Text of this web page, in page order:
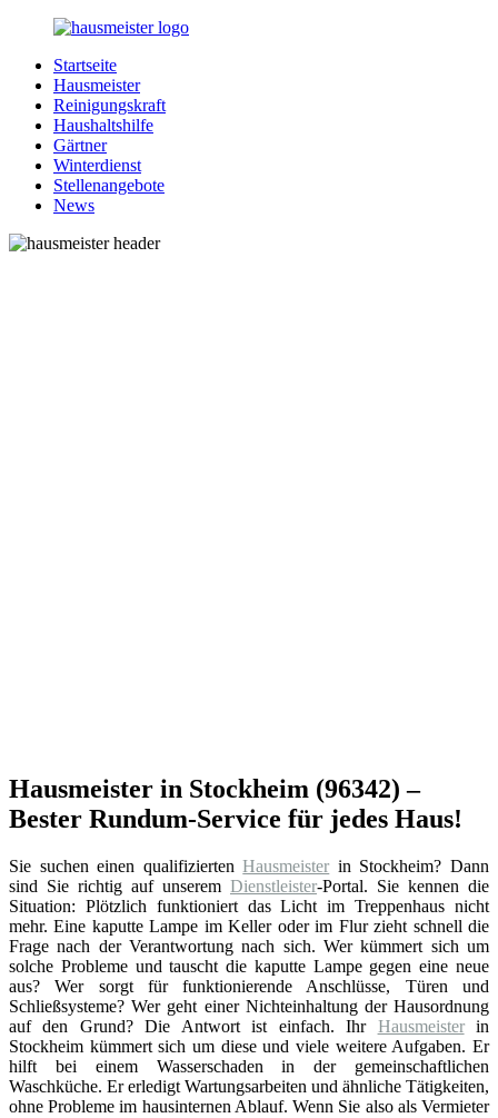
Zurück
Inhalt
Hausmeister.de
Alles
rund
Ihren
Haushalt
Startseite
Hausmeister
Reinigungskraft
Haushaltshilfe
Gärtner
Winterdienst
Stellenangebote
News
Hausmeister in Stockheim (96342) –
Bester Rundum-Service für jedes Haus!
Sie suchen einen qualifiziertenHausmeister in Stockheim? Dann
sind Sie richtig auf unserem Dienstleister-Portal. Sie kennen die
Situation: Plötzlich funktioniert das Licht im Treppenhaus nicht
mehr. Eine kaputte Lampe im Keller oder im Flur zieht schnell die
Frage nach der Verantwortung nach sich. Wer kümmert sich um
solche Probleme und tauscht die kaputte Lampe gegen eine neue
aus? Wer sorgt für funktionierende Anschlüsse, Türen und
Schließsysteme? Wer geht einer Nichteinhaltung der Hausordnung
auf den Grund? Die Antwort ist einfach. Ihr Hausmeisterin
Stockheim kümmert sich um diese und viele weitere Aufgaben. Er
hilft bei einem Wasserschaden in der gemeinschaftlichen
Waschküche. Er erledigt Wartungsarbeiten und ähnliche Tätigkeiten,
ohne Probleme im hausinternen Ablauf. Wenn Sie also als Vermieter